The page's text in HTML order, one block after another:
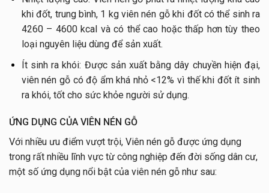
khi đốt, trung bình, 1 kg viên nén gỗ khi đốt có thể sinh ra
4260 – 4600 kcal và có thể cao hoặc thấp hơn tùy theo
loại nguyên liệu dùng để sản xuất.
Ít sinh ra khói: Được sản xuất bằng dây chuyền hiện đại,
viên nén gỗ có độ ẩm khá nhỏ <12% vì thế khi đốt ít sinh
ra khói, tốt cho sức khỏe người sử dụng.
ỨNG DỤNG CỦA VIÊN NÉN GỖ
Với nhiều ưu điểm vượt trội, Viên nén gỗ được ứng dụng
trong rất nhiều lĩnh vực từ công nghiệp đến đời sống dân cư,
một số ứng dụng nổi bật của viên nén gỗ như sau: